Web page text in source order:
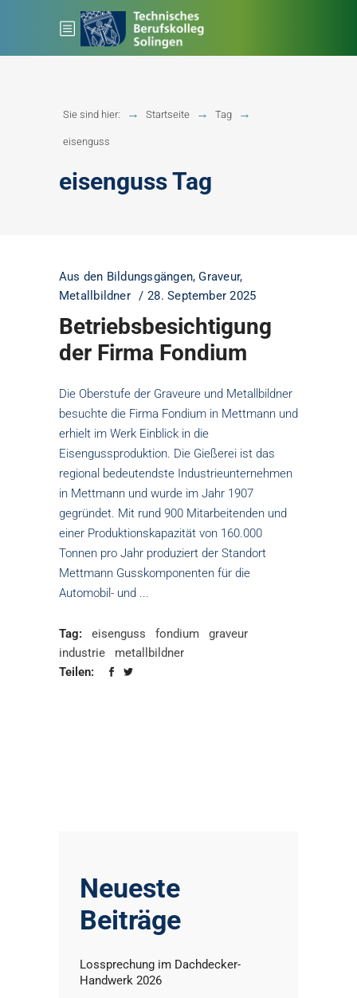
Sie sind hier: Startseite Tag
eisenguss
eisenguss Tag
Aus den Bildungsgängen,Graveur,
Metallbildner
28. September 2025
Betriebsbesichtigung
der Firma Fondium
Die Oberstufe der Graveure und Metallbildner
besuchte die Firma Fondium in Mettmann und
erhielt im Werk Einblick in die
Eisengussproduktion. Die Gießerei ist das
regional bedeutendste Industrieunternehmen
in Mettmann und wurde im Jahr 1907
gegründet. Mit rund 900 Mitarbeitenden und
einer Produktionskapazität von 160.000
Tonnen pro Jahr produziert der Standort
Mettmann Gusskomponenten für die
Automobil- und
Tag: eisenguss fondium
graveur
industrie
metallbildner
Teilen:
Neueste
Beiträge
Lossprechung im Dachdecker-
Handwerk 2026